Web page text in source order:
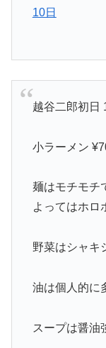
10日
越谷二郎初日
小ラーメン
麺はモチモチ
よってはホロ
野菜はシャキ
油は個人的に
スープは醤油